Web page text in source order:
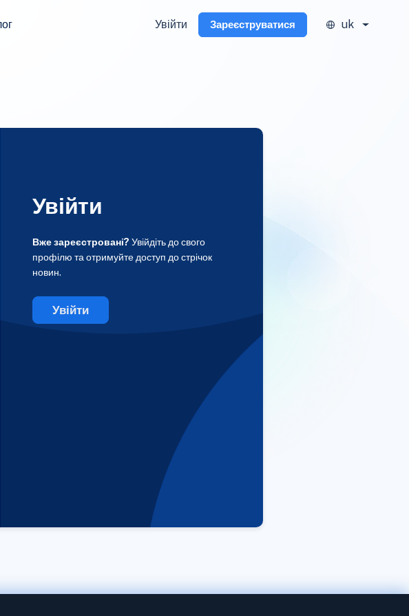
Увійти Зареєструватися uk
Увійти
Вже зареєстровані? Увійдіть до свого
профілю та отримуйте доступ до стрічок
новин.
Увійти